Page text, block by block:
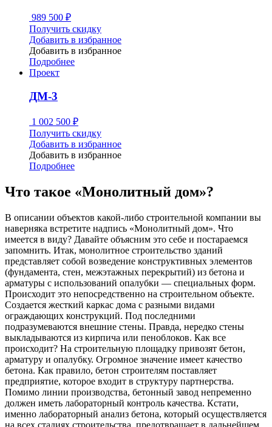
989 500 ₽
Получить скидку
Добавить в избранное
Добавить в избранное
Подробнее
Проект
ДМ-3
1 002 500 ₽
Получить скидку
Добавить в избранное
Добавить в избранное
Подробнее
Что такое «Монолитный дом»?
В описании объектов какой-либо строительной компании вы
наверняка встретите надпись «Монолитный дом». Что
имеется в виду? Давайте объясним это себе и постараемся
запомнить. Итак, монолитное строительство зданий
представляет собой возведение конструктивных элементов
(фундамента, стен, межэтажных перекрытий) из бетона и
арматуры с использований опалубки — специальных форм.
Происходит это непосредственно на строительном объекте.
Создается жесткий каркас дома с разными видами
ограждающих конструкций. Под последними
подразумеваются внешние стены. Правда, нередко стены
выкладываются из кирпича или пеноблоков. Как все
происходит? На строительную площадку привозят бетон,
арматуру и опалубку. Огромное значение имеет качество
бетона. Как правило, бетон строителям поставляет
предприятие, которое входит в структуру партнерства.
Помимо линии производства, бетонный завод непременно
должен иметь лабораторный контроль качества. Кстати,
именно лабораторный анализ бетона, который осуществляется
на всех стадиях строительства, предотвращает в дальнейшем